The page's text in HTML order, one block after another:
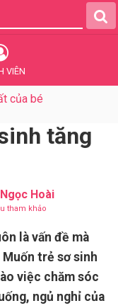
VIÊN
của bé
tăng
Hoài
tham khảo
là vấn đề mà
trẻ sơ sinh
việc chăm sóc
ngủ nghỉ của